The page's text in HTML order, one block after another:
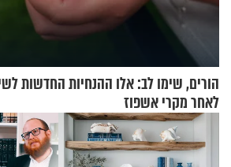
הורים, שימו לב: אלו ההנחיות החדשות
לאחר מקרי אשפוז